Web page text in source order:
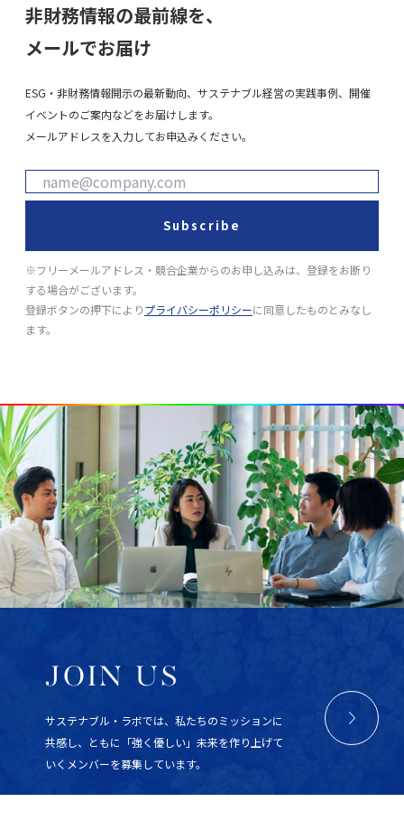
非財務情報の最前線を、
メールでお届け
ESG・非財務情報開示の最新動向、サステナブル経営の実践事例、開催
イベントのご案内などをお届けします。
メールアドレスを入力してお申込みください。
Subscribe
※フリーメールアドレス・競合企業からのお申し込みは、登録をお断り
する場合がございます。
登録ボタンの押下によりプライバシーポリシーに同意したものとみなし
ます。
JOIN US
サステナブル・ラボでは、私たちのミッションに
共感し、ともに「強く優しい」未来を作り上げて
いくメンバーを募集しています。